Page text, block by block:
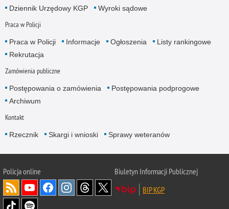
Dziennik Urzędowy KGP Wyroki sądowe
Praca w Policji
Praca w Policji Informacje Ogłoszenia
Listy rankingowe
Rekrutacja
Zamówienia publiczne
Postępowania o zamówienia
Postępowania podprogowe
Archiwum
Kontakt
Rzecznik Skargi i wnioski Sprawy weteranów
Policjaonline
Biuletyn Informacji Publicznej
BIP KGP